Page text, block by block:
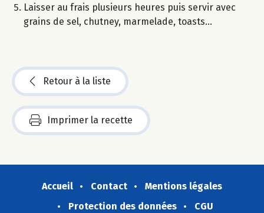
Laisser au frais plusieurs heures puis servir avec
grains de sel, chutney, marmelade, toasts...
Retour à la liste
Imprimer la recette
Accueil Contact
Mentions légales
Protection des données
CGU